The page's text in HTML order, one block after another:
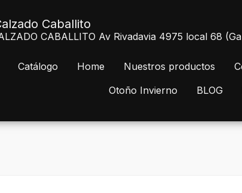
Caballito
CABALLITO Av Rivadavia 4975 local 68
Catálogo Home Nuestros productos
Otoño Invierno
BLOG